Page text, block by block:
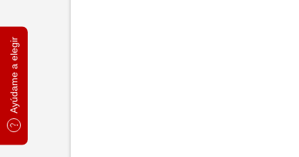
Ayúdame a elegir